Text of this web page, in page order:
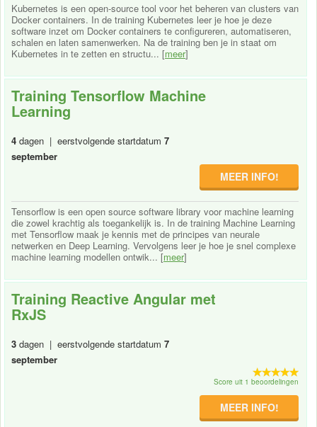
Kubernetes is een open-source tool voor het beheren van clusters van
Docker containers. In de training Kubernetes leer je hoe je deze
software inzet om Docker containers te configureren, automatiseren,
schalen en laten samenwerken. Na de training ben je in staat om
Kubernetes in te zetten en structu... [meer]
Training Tensorflow Machine
Learning
4 dagen | eerstvolgende startdatum 7
september
MEER INFO!
Tensorflow is een open source software library voor machine learning
die zowel krachtig als toegankelijk is. In de training Machine Learning
met Tensorflow maak je kennis met de principes van neurale
netwerken en Deep Learning. Vervolgens leer je hoe je snel complexe
machine learning modellen ontwik... [meer]
Training Reactive Angular met
RxJS
3 dagen | eerstvolgende startdatum 7
september
Score uit 1 beoordelingen
MEER INFO!